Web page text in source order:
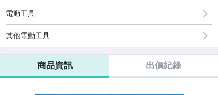
古董、藝術與礦石
居家、家具與園藝
男性精品與服飾
電動工具
其他電動工具
商品資訊 出價紀錄